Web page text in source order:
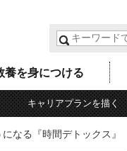
キャリアプランを描く
養を身につける
になる『時間デトックス』